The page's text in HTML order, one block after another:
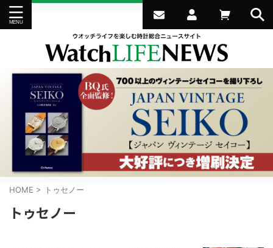
HOME > トゥセノー
トゥセノー